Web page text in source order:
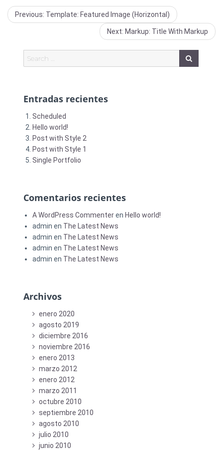
Previous: Previous
post:
Template: Featured Image (Horizontal)
Next: Next
post:
Markup: Title With Markup
Entradas recientes
Scheduled
Hello world!
Post with Style 2
Post with Style 1
Single Portfolio
Comentarios recientes
A WordPress Commenteren Hello world!
admin en The Latest News
admin en The Latest News
admin en The Latest News
admin en The Latest News
Archivos
enero 2020
agosto 2019
diciembre 2016
noviembre 2016
enero 2013
marzo 2012
enero 2012
marzo 2011
octubre 2010
septiembre 2010
agosto 2010
julio 2010
junio 2010